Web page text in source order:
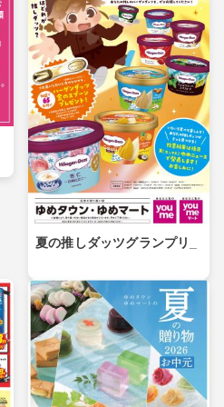
夏の推しダッツグランプリ_